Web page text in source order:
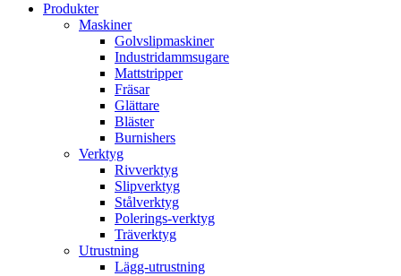
Produkter
Maskiner
Golvslipmaskiner
Industridammsugare
Mattstripper
Fräsar
Glättare
Bläster
Burnishers
Verktyg
Rivverktyg
Slipverktyg
Stålverktyg
Polerings-verktyg
Träverktyg
Utrustning
Lägg-utrustning